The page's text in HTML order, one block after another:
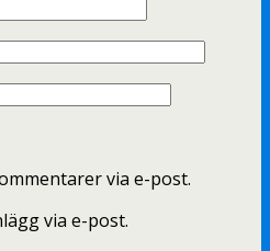
via e-post.
via e-post.